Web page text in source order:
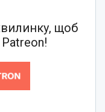
щоб